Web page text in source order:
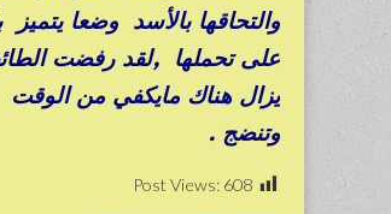
والتحاقها بالأسد وضعا
على تحملها ,لقد رفضت
يزال هناك مايكفي من
وتنضج .
Post Views: 608